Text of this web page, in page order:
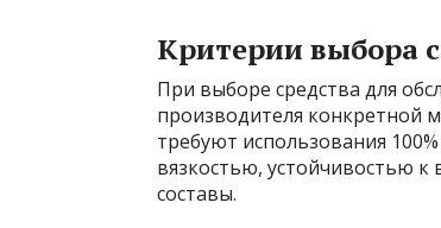
Критерии выбора
При выборе средства для
производителя конкретной
требуют использования
вязкостью, устойчивостью к
составы.